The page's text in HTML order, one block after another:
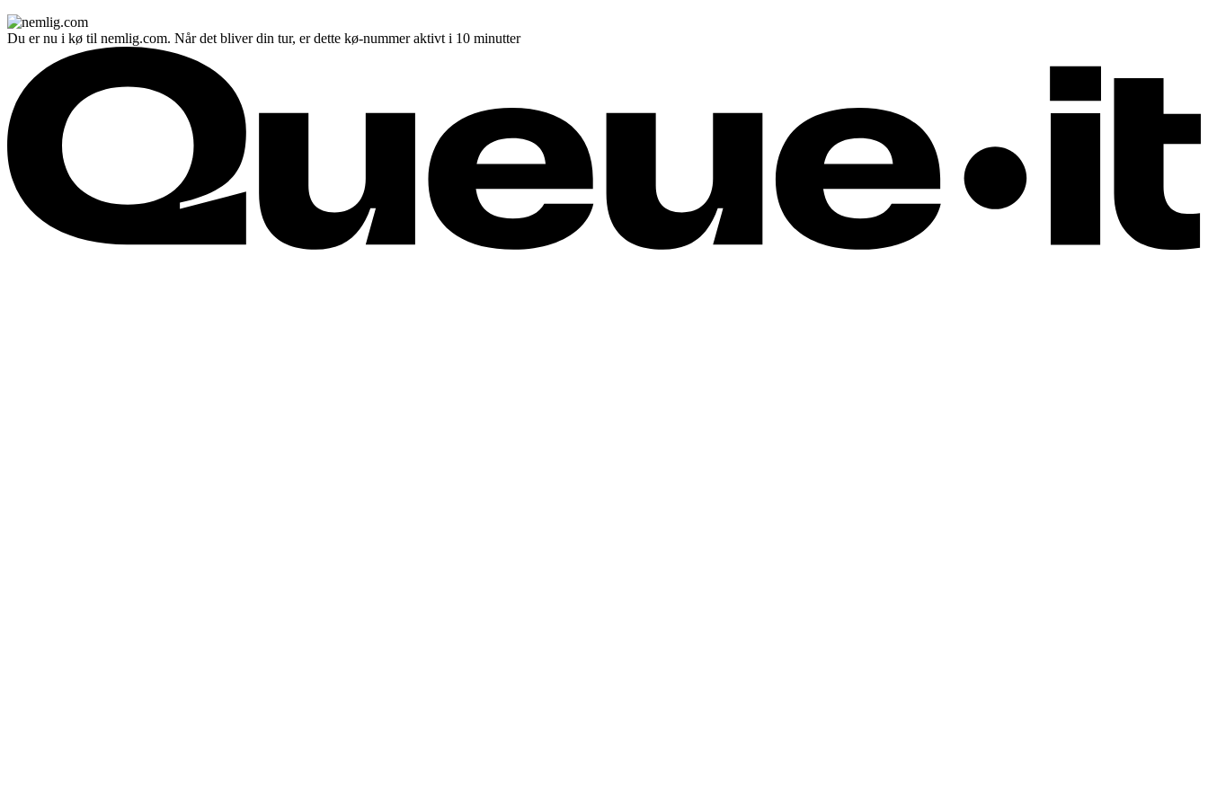
Du er nu i kø til nemlig.com. Når det bliver din tur, er dette kø-nummer aktivt i 10 minutter